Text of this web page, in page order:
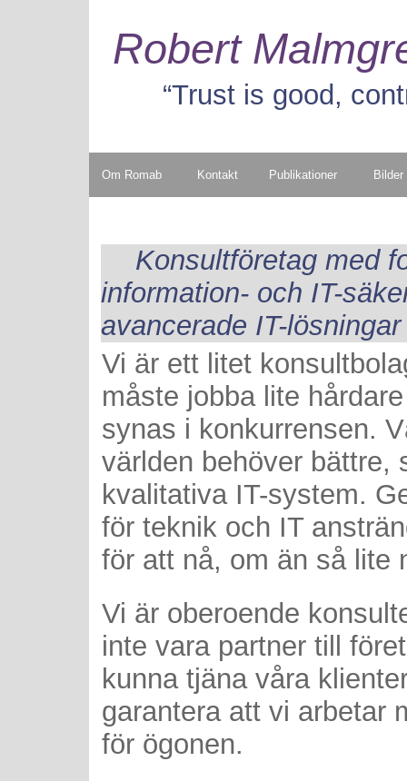
Robert
“Trust is good,
Om Romab Kontakt Publikationer Bilder
Konsultföretag med
information- och IT-
avancerade IT-lösningar
Vi är ett litet
måste jobba lite
synas i konkurrensen.
världen behöver bättre,
kvalitativa IT-system.
för teknik och IT
för att nå, om än så lite
Vi är oberoende
inte vara partner till
kunna tjäna våra
garantera att vi arbetar
för ögonen.